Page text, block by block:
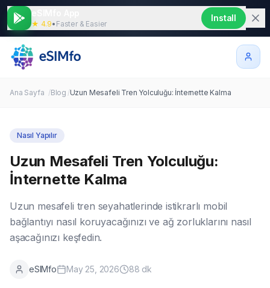
★ 4.9• Faster & Easier
Install
Ana Sayfa /Blog /Uzun Mesafeli Tren Yolculuğu: İnternette Kalma
Nasıl Yapılır
Uzun Mesafeli Tren Yolculuğu:
İnternette Kalma
Uzun mesafeli tren seyahatlerinde istikrarlı mobil
bağlantıyı nasıl koruyacağınızı ve ağ zorluklarını nasıl
aşacağınızı keşfedin.
eSIMfo May 25, 2026 88 dk